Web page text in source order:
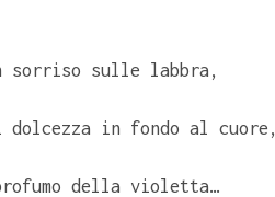
sorriso sulle labbra,
dolcezza in fondo al cuore,
della violetta…